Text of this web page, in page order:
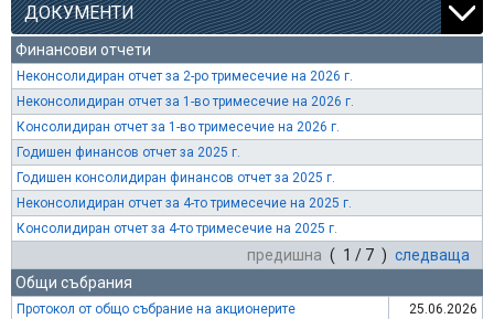
ДОКУМЕНТИ
Финансови отчети
Неконсолидиран отчет за 2-ро тримесечие на 2026 г.
Неконсолидиран отчет за 1-во тримесечие на 2026 г.
Консолидиран отчет за 1-во тримесечие на 2026 г.
Годишен финансов отчет за 2025 г.
Годишен консолидиран финансов отчет за 2025 г.
Неконсолидиран отчет за 4-то тримесечие на 2025 г.
Консолидиран отчет за 4-то тримесечие на 2025 г.
предишна ( 1 / 7 ) следваща
Общи събрания
Протокол от общо събрание на акционерите
25.06.2026